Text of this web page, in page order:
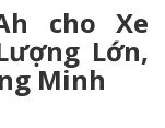
cho Xe
Lớn,
Minh